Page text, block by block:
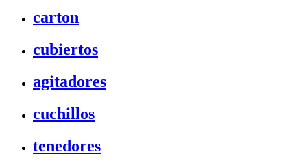
carton
cubiertos
agitadores
cuchillos
tenedores